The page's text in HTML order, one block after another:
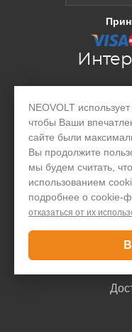
NEOVOLT
чтобы Ваши
сайте были
Вы продолжите
мы будем считать,
использованием
подробнее о cookie-
отказаться от их